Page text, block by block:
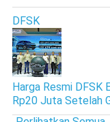
DFSK
Harga Resmi DFSK
Rp20 Juta Setelah